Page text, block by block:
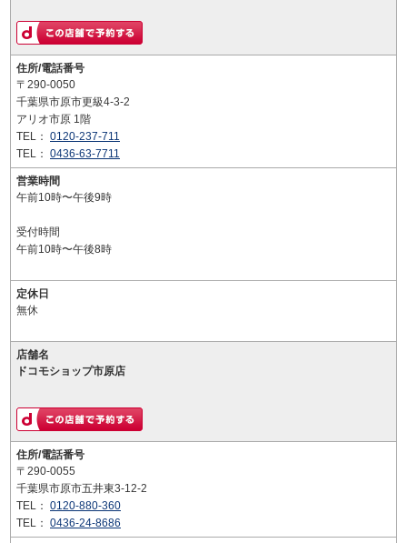
住所/電話番号
〒290-0050
千葉県市原市更級4-3-2
アリオ市原 1階
TEL： 0120-237-711
TEL： 0436-63-7711
営業時間
午前10時〜午後9時
受付時間
午前10時〜午後8時
定休日
無休
店舗名
ドコモショップ市原店
住所/電話番号
〒290-0055
千葉県市原市五井東3-12-2
TEL： 0120-880-360
TEL： 0436-24-8686